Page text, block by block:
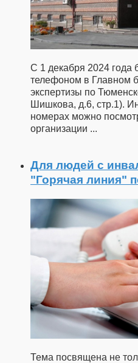
С 1 декабря 2024 года
телефоном в Главном
экспертизы по
Шишкова, д.6, стр.1).
номерах можно
организации ...
Для людей с
"Горячая линия"
Тема посвящена не